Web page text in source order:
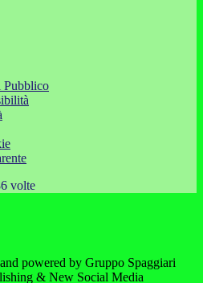
volte
powered by Gruppo Spaggiari
& New Social Media